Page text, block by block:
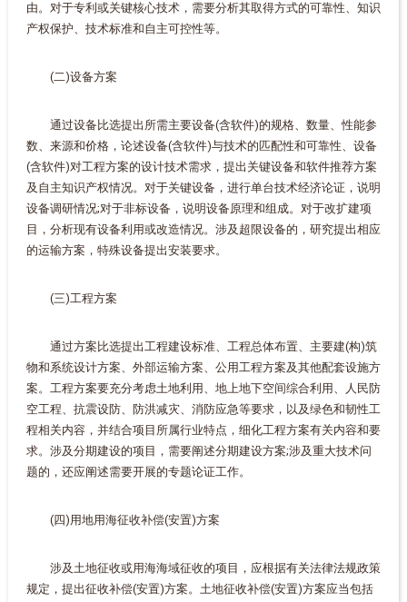
由。对于专利或关键核心技术，需要分析其取得方式的可靠性、知识
产权保护、技术标准和自主可控性等。
(二)设备方案
通过设备比选提出所需主要设备(含软件)的规格、数量、性能参
数、来源和价格，论述设备(含软件)与技术的匹配性和可靠性、设备
(含软件)对工程方案的设计技术需求，提出关键设备和软件推荐方案
及自主知识产权情况。对于关键设备，进行单台技术经济论证，说明
设备调研情况;对于非标设备，说明设备原理和组成。对于改扩建项
目，分析现有设备利用或改造情况。涉及超限设备的，研究提出相应
的运输方案，特殊设备提出安装要求。
(三)工程方案
通过方案比选提出工程建设标准、工程总体布置、主要建(构)筑
物和系统设计方案、外部运输方案、公用工程方案及其他配套设施方
案。工程方案要充分考虑土地利用、地上地下空间综合利用、人民防
空工程、抗震设防、防洪减灾、消防应急等要求，以及绿色和韧性工
程相关内容，并结合项目所属行业特点，细化工程方案有关内容和要
求。涉及分期建设的项目，需要阐述分期建设方案;涉及重大技术问
题的，还应阐述需要开展的专题论证工作。
(四)用地用海征收补偿(安置)方案
涉及土地征收或用海海域征收的项目，应根据有关法律法规政策
规定，提出征收补偿(安置)方案。土地征收补偿(安置)方案应当包括